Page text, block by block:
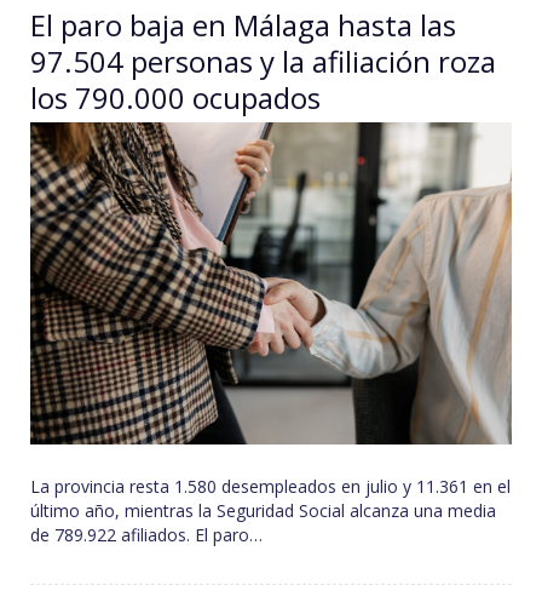
El paro baja en Málaga hasta las
97.504 personas y la afiliación roza
los 790.000 ocupados
La provincia resta 1.580 desempleados en julio y 11.361 en el
último año, mientras la Seguridad Social alcanza una media
de 789.922 afiliados. El paro…